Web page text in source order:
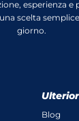
esperienza
scelta
giorno.
Blog